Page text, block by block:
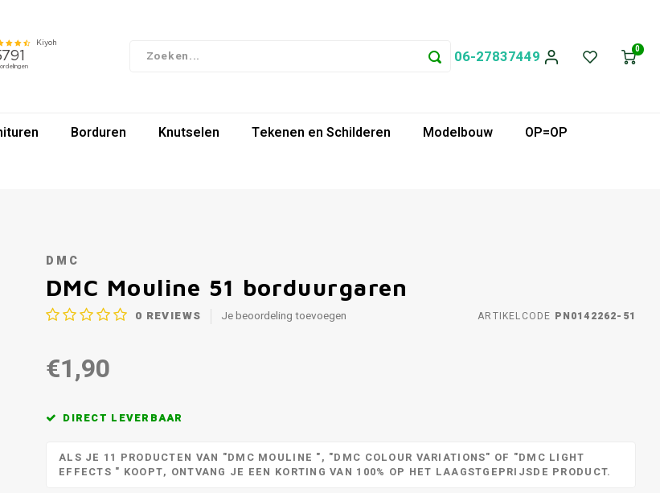
06-27837449 0
Borduren Knutselen Tekenen en Schilderen Modelbouw
OP=OP
DMC
DMC Mouline 51 borduurgaren
0 REVIEWS Je beoordeling toevoegen ARTIKELCODE PN0142262-51
€1,90
DIRECT LEVERBAAR
ALS JE 11 PRODUCTEN VAN "DMC MOULINE ", "DMC COLOUR VARIATIONS" OF "DMC LIGHT
EFFECTS " KOOPT, ONTVANG JE EEN KORTING VAN 100% OP HET LAAGSTGEPRIJSDE PRODUCT.